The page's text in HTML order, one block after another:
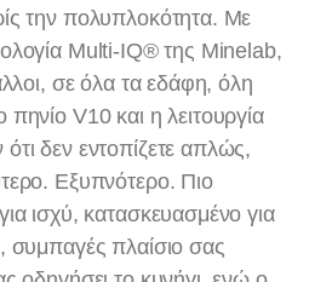
την πολυπλοκότητα. Με
Multi-IQ® της Minelab,
σε όλα τα εδάφη, όλη
V10 και η λειτουργία
δεν εντοπίζετε απλώς,
Εξυπνότερο. Πιο
ισχύ, κατασκευασμένο για
συμπαγές πλαίσιο σας